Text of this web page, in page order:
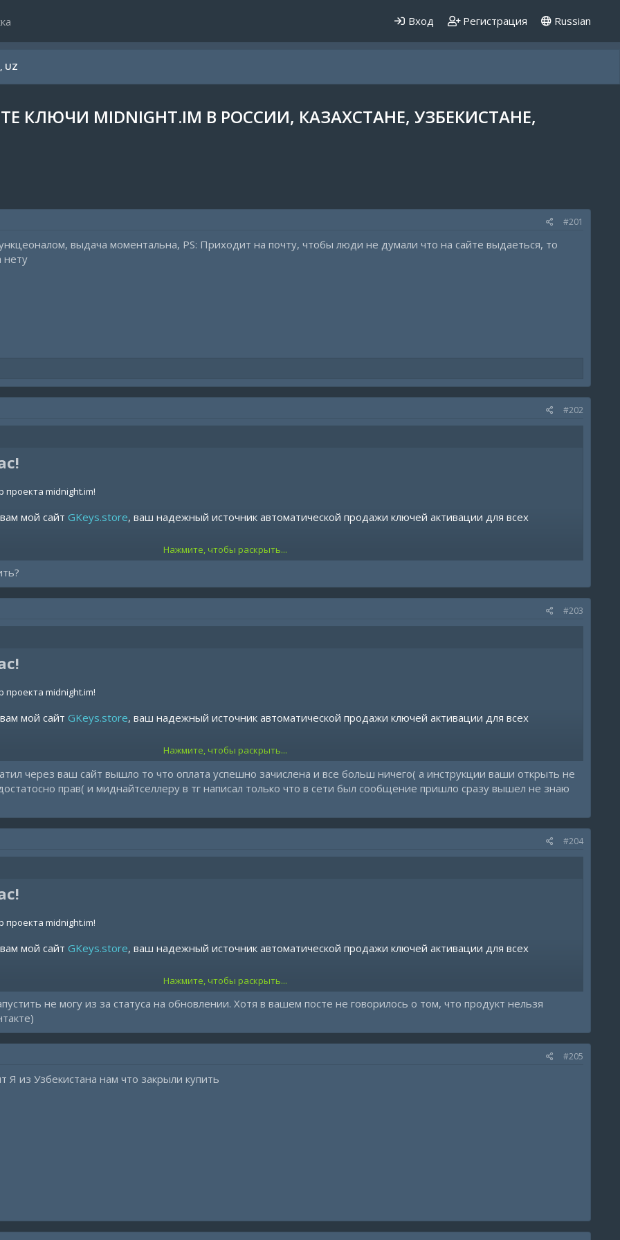
Вход Регистрация Russian
UZ
КЛЮЧИ MIDNIGHT.IM В РОССИИ, КАЗАХСТАНЕ, УЗБЕКИСТАНЕ,
#201
выдача моментальна, PS: Приходит на почту, чтобы люди не думали что на сайте выдаеться, то
нету
#202
проекта midnight.im!
мой сайт GKeys.store, ваш надежный источник автоматической продажи ключей активации для всех
при оплате обращайтесь по контактам указанным на диггиселлере или
Нажмите, чтобы раскрыть...
#203
проекта midnight.im!
мой сайт GKeys.store, ваш надежный источник автоматической продажи ключей активации для всех
От 14 дней до Lifetime — выбирайте то, что подходит именно вам.
продуктов:Все наши продукты доступны наgkeys.store.
при оплате обращайтесь по контактам указанным на диггиселлере или
Нажмите, чтобы раскрыть...
через ваш сайт вышло то что оплата успешно зачислена и все больш ничего( а инструкции ваши открыть не
прав( и миднайтселлеру в тг написал только что в сети был сообщение пришло сразу вышел не знаю
#204
проекта midnight.im!
мой сайт GKeys.store, ваш надежный источник автоматической продажи ключей активации для всех
От 14 дней до Lifetime — выбирайте то, что подходит именно вам.
продуктов:
Мы предлагаем различные варианты оплаты для вашего удобства.
Нажмите, чтобы раскрыть...
не могу из за статуса на обновлении. Хотя в вашем посте не говорилось о том, что продукт нельзя
#205
Я из Узбекистана нам что закрыли купить